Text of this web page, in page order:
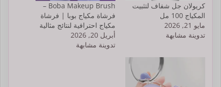
كريولان جل شفاف لتثبيت
المكياج 100 مل
مايو 21, 2026
تدوينة مشابهة
Boba Makeup Brush –
فرشاة مكياج بوبا | فرشاة
مكياج احترافية لنتائج مثالية
أبريل 20, 2026
تدوينة مشابهة